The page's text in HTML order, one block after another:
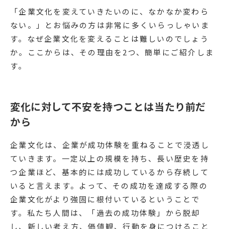
「企業文化を変えていきたいのに、なかなか変わら
ない。」とお悩みの方は非常に多くいらっしゃいま
す。なぜ企業文化を変えることは難しいのでしょう
か。ここからは、その理由を2つ、簡単にご紹介しま
す。
変化に対して不安を持つことは当たり前だ
から
企業文化は、企業が成功体験を重ねることで浸透し
ていきます。一定以上の規模を持ち、長い歴史を持
つ企業ほど、基本的には成功しているから存続して
いると言えます。よって、その成功を達成する際の
企業文化がより強固に根付いているということで
す。私たち人間は、「過去の成功体験」から脱却
し、新しい考え方、価値観、行動を身につけること